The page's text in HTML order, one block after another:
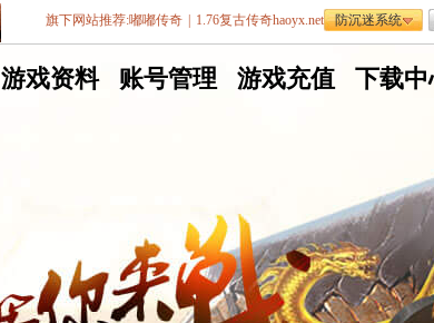
嘟
游戏资料
嘟
账号管理
嘟
游戏充值
嘟
下载中
旗下网站推荐:嘟嘟传奇 1.76复古传奇haoyx.net 防沉迷系统